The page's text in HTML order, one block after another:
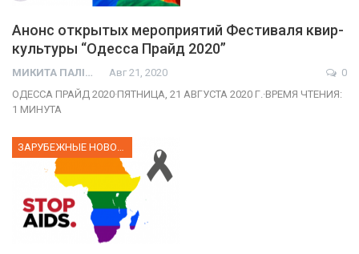
Анонс открытых мероприятий Фестиваля квир-
культуры “Одесса Прайд 2020”
МИКИТА ПАЛІЙ Авг 21, 2020
0
ОДЕССА ПРАЙД 2020·ПЯТНИЦА, 21 АВГУСТА 2020 Г.·ВРЕМЯ ЧТЕНИЯ:
1 МИНУТА